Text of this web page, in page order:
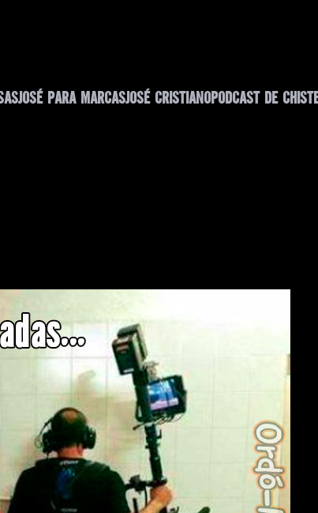
JOSÉ PARA MARCASJOSÉ CRISTIANOPODCAST DE